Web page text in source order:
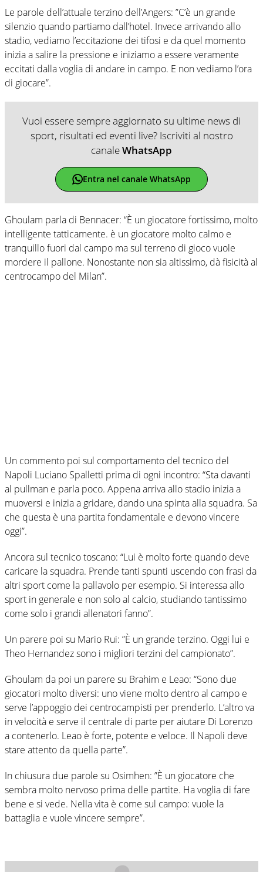
Le parole dell’attuale terzino dell’Angers: ”C’è un grande
silenzio quando partiamo dall’hotel. Invece arrivando allo
stadio, vediamo l’eccitazione dei tifosi e da quel momento
inizia a salire la pressione e iniziamo a essere veramente
eccitati dalla voglia di andare in campo. E non vediamo l’ora
di giocare”.
Vuoi essere sempre aggiornato su ultime news di
sport, risultati ed eventi live? Iscriviti al nostro
canaleWhatsApp
Entra nel canale WhatsApp
Ghoulam parla di Bennacer: “È un giocatore fortissimo, molto
intelligente tatticamente. è un giocatore molto calmo e
tranquillo fuori dal campo ma sul terreno di gioco vuole
mordere il pallone. Nonostante non sia altissimo, dà fisicità al
centrocampo del Milan”.
Un commento poi sul comportamento del tecnico del
Napoli Luciano Spalletti prima di ogni incontro: “Sta davanti
al pullman e parla poco. Appena arriva allo stadio inizia a
muoversi e inizia a gridare, dando una spinta alla squadra. Sa
che questa è una partita fondamentale e devono vincere
oggi”.
Ancora sul tecnico toscano: “Lui è molto forte quando deve
caricare la squadra. Prende tanti spunti uscendo con frasi da
altri sport come la pallavolo per esempio. Si interessa allo
sport in generale e non solo al calcio, studiando tantissimo
come solo i grandi allenatori fanno”.
Un parere poi su Mario Rui: ”È un grande terzino. Oggi lui e
Theo Hernandez sono i migliori terzini del campionato”.
Ghoulam da poi un parere su Brahim e Leao: “Sono due
giocatori molto diversi: uno viene molto dentro al campo e
serve l’appoggio dei centrocampisti per prenderlo. L’altro va
in velocità e serve il centrale di parte per aiutare Di Lorenzo
a contenerlo. Leao è forte, potente e veloce. Il Napoli deve
stare attento da quella parte”.
In chiusura due parole su Osimhen: ”È un giocatore che
sembra molto nervoso prima delle partite. Ha voglia di fare
bene e si vede. Nella vita è come sul campo: vuole la
battaglia e vuole vincere sempre”.